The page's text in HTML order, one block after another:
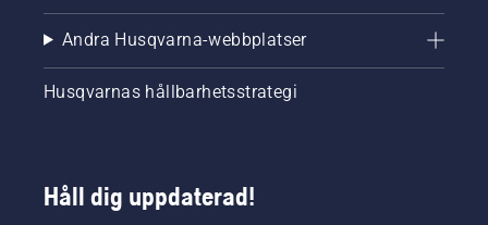
Andra Husqvarna-webbplatser
Husqvarnas hållbarhetsstrategi
Håll dig uppdaterad!